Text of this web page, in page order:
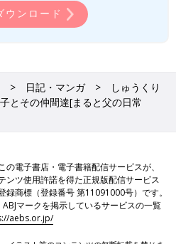
ウンロード
日記・マンガ
しゅうくり
とその仲間達[まると父の日常
の電子書店・電子書籍配信サービスが、
ンツ使用許諾を得た正規版配信サービス
録商標（登録番号 第11091000号）です。
ABJマークを掲示しているサービスの一覧
aebs.or.jp/